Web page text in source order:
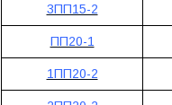
3ПП15-2
ПП20-1
1ПП20-2